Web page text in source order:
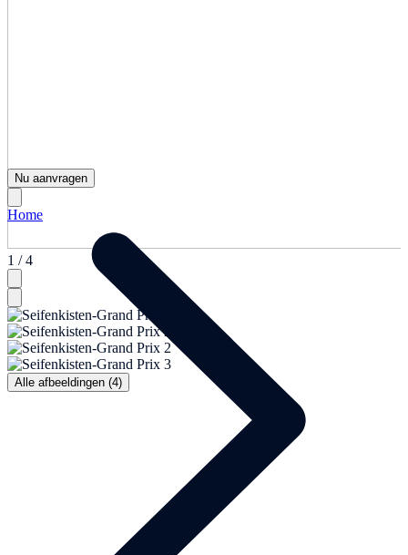
1 / 4
Alle afbeeldingen (4)
Nu aanvragen
Home